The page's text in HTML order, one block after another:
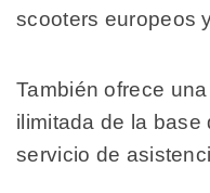
scooters europeos
También ofrece
ilimitada de la
servicio de